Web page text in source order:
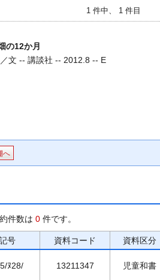
1 件中、 1 件目
の12か月
文 -- 講談社 -- 2012.8 -- E
へ
件数は 0 件です。
号 資料コード 資料区分
ﾇ28/ 13211347 児童和書